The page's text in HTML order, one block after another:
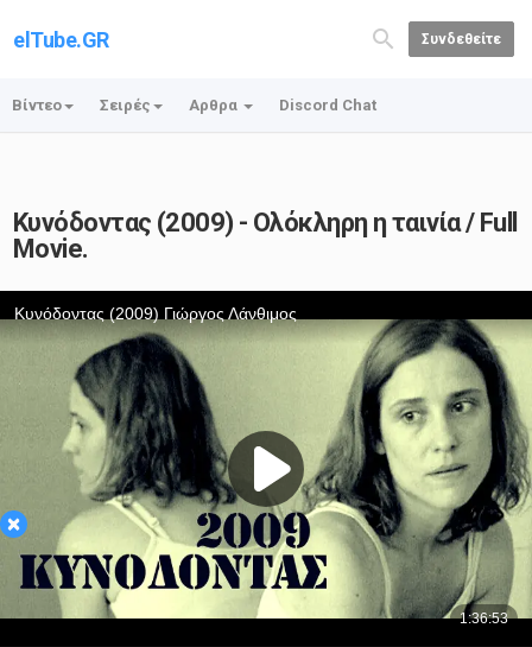
elTube.GR Συνδεθείτε
Βίντεο Σειρές Αρθρα Discord Chat
Κυνόδοντας (2009) - Ολόκληρη η ταινία / Full
Movie.
×